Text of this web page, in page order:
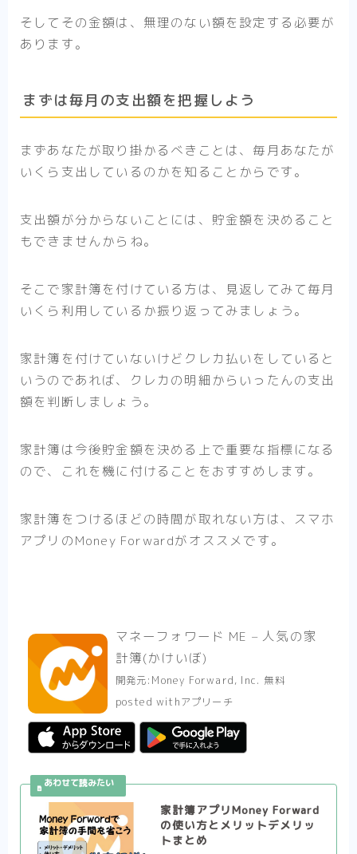
そしてその金額は、無理のない額を設定する必要が
あります。
まずは毎月の支出額を把握しよう
まずあなたが取り掛かるべきことは、毎月あなたが
いくら支出しているのかを知ることからです。
支出額が分からないことには、貯金額を決めること
もできませんからね。
そこで家計簿を付けている方は、見返してみて毎月
いくら利用しているか振り返ってみましょう。
家計簿を付けていないけどクレカ払いをしていると
いうのであれば、クレカの明細からいったんの支出
額を判断しましょう。
家計簿は今後貯金額を決める上で重要な指標になる
ので、これを機に付けることをおすすめします。
家計簿をつけるほどの時間が取れない方は、スマホ
アプリのMoney Forwardがオススメです。
マネーフォワード ME – 人気の家
計簿(かけいぼ)
開発元: Money Forward, Inc. 無料
posted withアプリーチ
家計簿アプリMoney Forward
の使い方とメリットデメリッ
トまとめ